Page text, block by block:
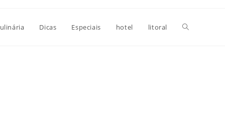
Dicas Especiais hotel litoral Alternar